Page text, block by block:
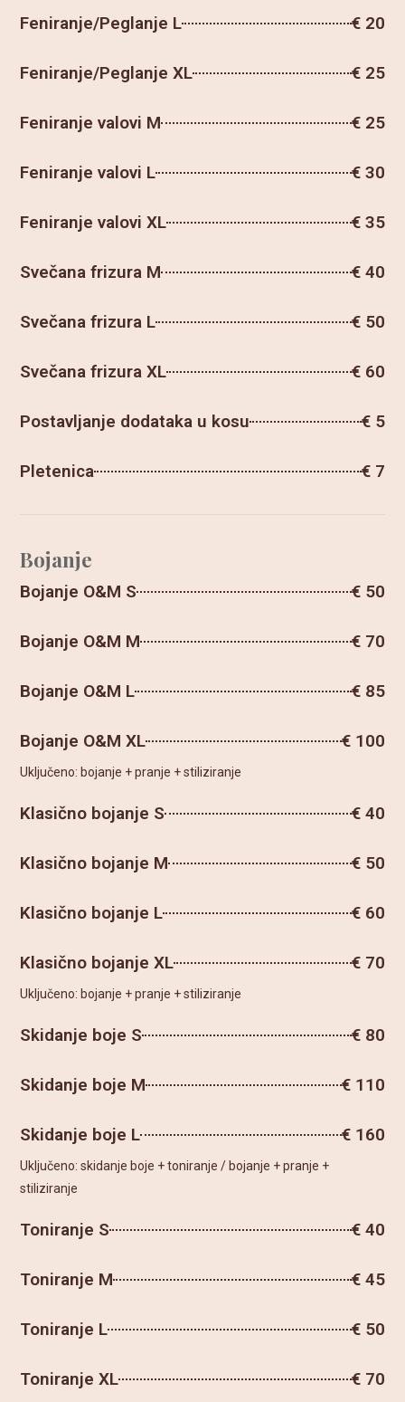
Feniranje/Peglanje L € 20
Feniranje/Peglanje XL € 25
Feniranje valovi M € 25
Feniranje valovi L € 30
Feniranje valovi XL € 35
Svečana frizura M € 40
Svečana frizura L € 50
Svečana frizura XL € 60
Postavljanje dodataka u kosu € 5
Pletenica € 7
Bojanje
Bojanje O&M S € 50
Bojanje O&M M € 70
Bojanje O&M L € 85
Bojanje O&M XL € 100
Uključeno: bojanje + pranje + stiliziranje
Klasično bojanje S € 40
Klasično bojanje M € 50
Klasično bojanje L € 60
Klasično bojanje XL € 70
Uključeno: bojanje + pranje + stiliziranje
Skidanje boje S € 80
Skidanje boje M € 110
Skidanje boje L € 160
Uključeno: skidanje boje + toniranje / bojanje + pranje +
stiliziranje
Toniranje S € 40
Toniranje M € 45
Toniranje L € 50
Toniranje XL € 70